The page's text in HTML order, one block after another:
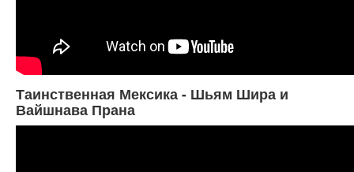
Таинственная Мексика - Шьям Шира и
Вайшнава Прана